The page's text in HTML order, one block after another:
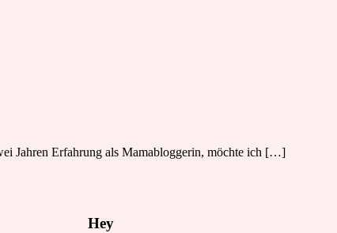
Jahren Erfahrung als Mamabloggerin, möchte ich […]
Hey